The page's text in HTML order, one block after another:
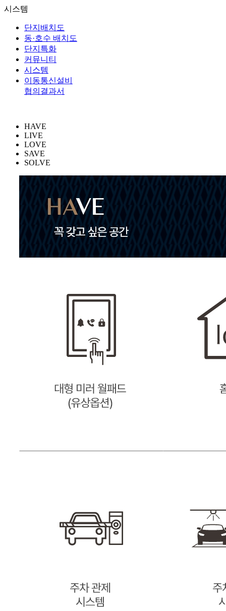
시스템
단지배치도
동·호수 배치도
단지특화
커뮤니티
시스템
이동통신설비
협의결과서
HAVE
LIVE
LOVE
SAVE
SOLVE